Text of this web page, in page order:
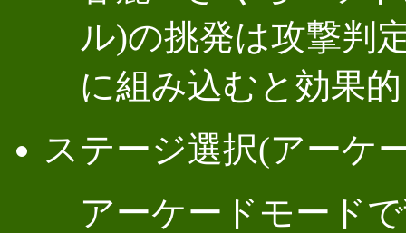
ル)の挑発は攻撃判
に組み込むと効果的
ステージ選択(アーケ
アーケードモード